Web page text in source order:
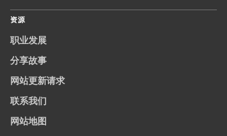
资源
职业发展
分享故事
网站更新请求
联系我们
网站地图